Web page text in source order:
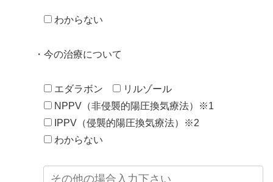
わからない
・今の治療について
エダラボン
リルゾール
NPPV（非侵襲的陽圧換気療法）※1
IPPV（侵襲的陽圧換気療法）※2
わからない